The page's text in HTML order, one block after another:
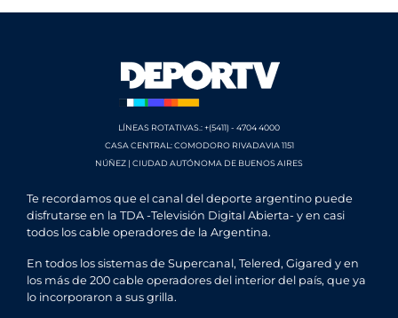
LÍNEAS ROTATIVAS.: +(5411) - 4704 4000
CASA CENTRAL: COMODORO RIVADAVIA 1151
NÚÑEZ | CIUDAD AUTÓNOMA DE BUENOS AIRES
Te recordamos que el canal del deporte argentino puede
disfrutarse en la TDA -Televisión Digital Abierta- y en casi
todos los cable operadores de la Argentina.
En todos los sistemas de Supercanal, Telered, Gigared y en
los más de 200 cable operadores del interior del país, que ya
lo incorporaron a sus grilla.